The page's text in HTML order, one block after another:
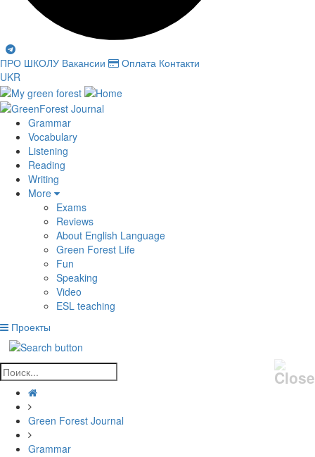
ПРО ШКОЛУ Вакансии Оплата Контакти
UKR
Grammar
Vocabulary
Listening
Reading
Writing
More
Exams
Reviews
About English Language
Green Forest Life
Fun
Speaking
Video
ESL teaching
Проекты
Green Forest Journal
Grammar